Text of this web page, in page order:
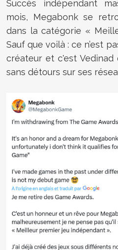
Succès indépendant
mois, Megabonk se
dans la catégorie «
Sauf que voilà : ce n’est
créateur et c'est
sans détours sur ses